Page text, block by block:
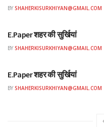
BY SHAHERKISURKHIYAN@GMAIL.COM
E.Paper शहर की सुर्खियां
BY SHAHERKISURKHIYAN@GMAIL.COM
E.Paper शहर की सुर्खियां
BY SHAHERKISURKHIYAN@GMAIL.COM